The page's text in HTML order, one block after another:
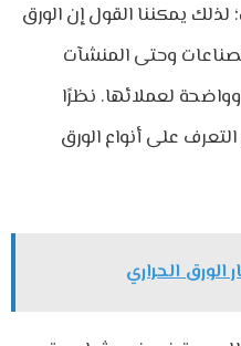
يمكننا القول إن الورق
وحتى المنشآت
لعملائها. نظرًا
على أنواع الورق
الورق الحراري